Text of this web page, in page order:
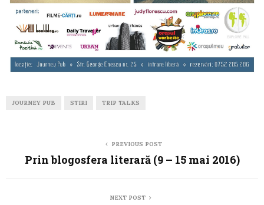
JOURNEY PUB STIRI TRIP TALKS
PREVIOUS POST
Prin blogosfera literară (9 – 15 mai 2016)
NEXT POST